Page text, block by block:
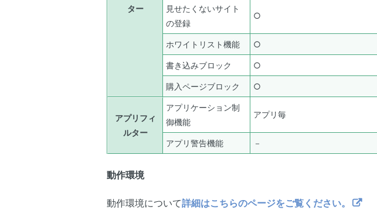
ター
見せたくないサイト
の登録
○
ホワイトリスト機能 ○
書き込みブロック ○
購入ページブロック ○
アプリフィ
ルター
アプリケーション制
御機能
アプリ毎
アプリ警告機能 －
動作環境
動作環境について詳細はこちらのページをご覧ください。